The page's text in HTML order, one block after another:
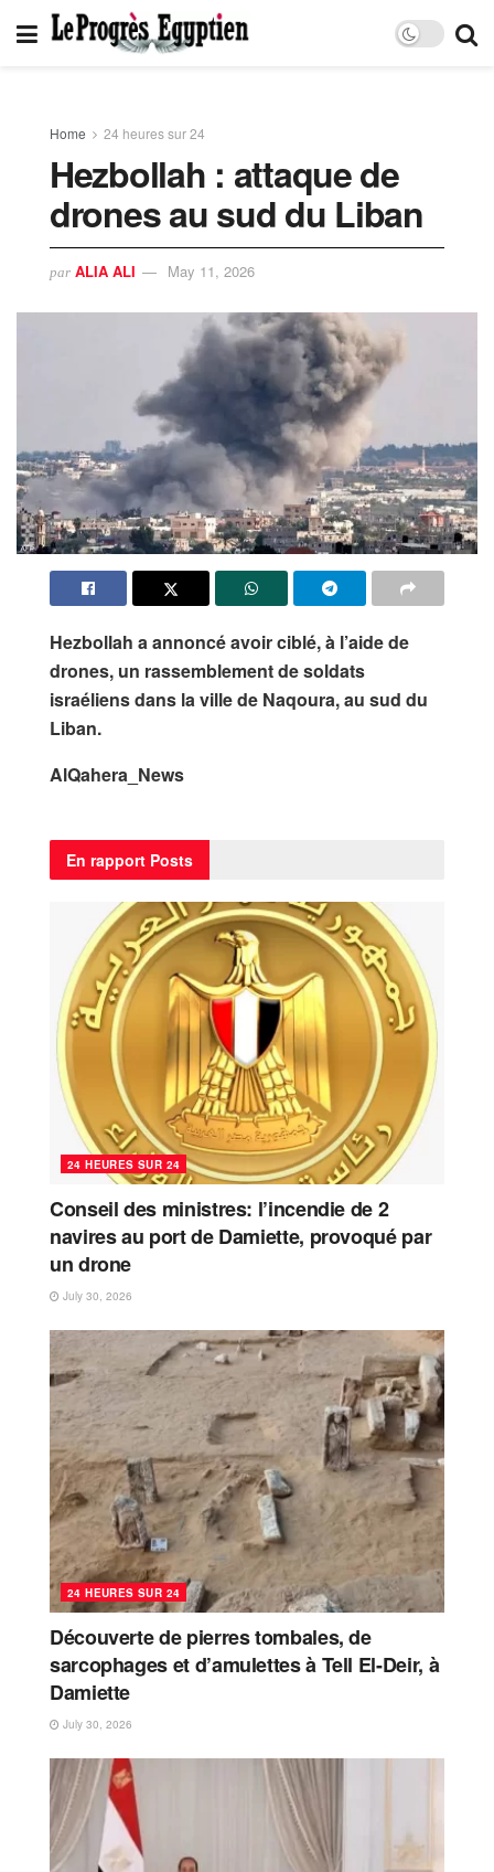
Home 24 heures sur 24
Hezbollah : attaque de
drones au sud du Liban
par ALIA ALI May 11, 2026
Hezbollah a annoncé avoir ciblé, à l’aide de
drones, un rassemblement de soldats
israéliens dans la ville de Naqoura, au sud du
Liban.
AlQahera_News
En rapport Posts
24 HEURES SUR 24
Conseil des ministres: l’incendie de 2
navires au port de Damiette, provoqué par
un drone
July 30, 2026
24 HEURES SUR 24
Découverte de pierres tombales, de
sarcophages et d’amulettes à Tell El-Deir, à
Damiette
July 30, 2026